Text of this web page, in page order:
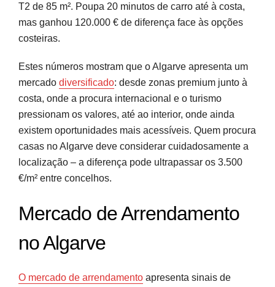
T2 de 85 m². Poupa 20 minutos de carro até à costa,
mas ganhou 120.000 € de diferença face às opções
costeiras.
Estes números mostram que o Algarve apresenta um
mercado diversificado: desde zonas premium junto à
costa, onde a procura internacional e o turismo
pressionam os valores, até ao interior, onde ainda
existem oportunidades mais acessíveis. Quem procura
casas no Algarve deve considerar cuidadosamente a
localização – a diferença pode ultrapassar os 3.500
€/m² entre concelhos.
Mercado de Arrendamento
no Algarve
O mercado de arrendamento apresenta sinais de